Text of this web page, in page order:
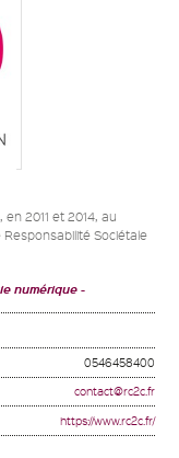
2011 et 2014, au
Responsabilité Sociétale
numérique
0546458400
contact@rc2c.fr
https://www.rc2c.fr/